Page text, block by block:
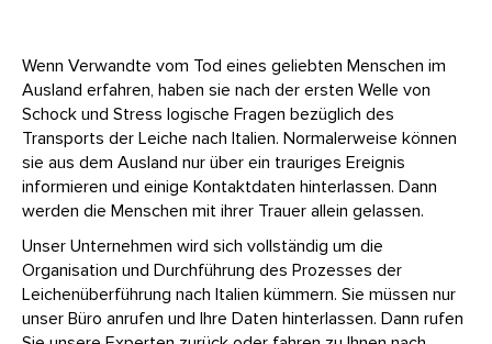
Wenn Verwandte vom Tod eines geliebten Menschen im
Ausland erfahren, haben sie nach der ersten Welle von
Schock und Stress logische Fragen bezüglich des
Transports der Leiche nach Italien. Normalerweise können
sie aus dem Ausland nur über ein trauriges Ereignis
informieren und einige Kontaktdaten hinterlassen. Dann
werden die Menschen mit ihrer Trauer allein gelassen.
Unser Unternehmen wird sich vollständig um die
Organisation und Durchführung des Prozesses der
Leichenüberführung nach Italien kümmern. Sie müssen nur
unser Büro anrufen und Ihre Daten hinterlassen. Dann rufen